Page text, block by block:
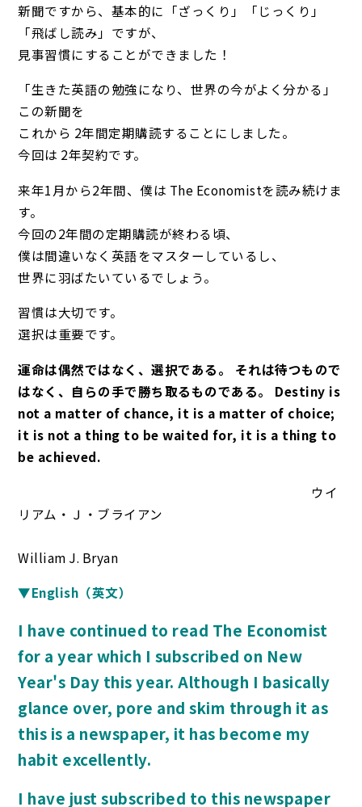
新聞ですから、基本的に「ざっくり」「じっくり」
「飛ばし読み」ですが、
見事習慣にすることができました！
「生きた英語の勉強になり、世界の今がよく分かる」
この新聞を
これから 2年間定期購読することにしました。
今回は 2年契約です。
来年1月から2年間、僕は The Economistを読み続けま
す。
今回の2年間の定期購読が終わる頃、
僕は間違いなく英語をマスターしているし、
世界に羽ばたいているでしょう。
習慣は大切です。
選択は重要です。
運命は偶然ではなく、選択である。 それは待つもので
はなく、自らの手で勝ち取るものである。 Destiny is
not a matter of chance, it is a matter of choice;
it is not a thing to be waited for, it is a thing to
be achieved.
ウイ
リアム・Ｊ・ブライアン
William J. Bryan
▼English（英文）
I have continued to read The Economist
for a year which I subscribed on New
Year's Day this year. Although I basically
glance over, pore and skim through it as
this is a newspaper, it has become my
habit excellently.
I have just subscribed to this newspaper